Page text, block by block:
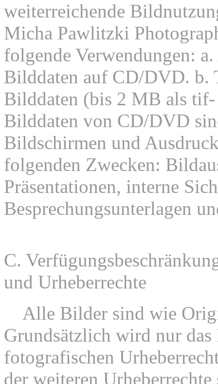
weiterreichende
Micha Pawlitzki
folgende Verwendungen:
Bilddaten auf CD/DVD. b.
Bilddaten (bis 2 MB als
Bilddaten von CD/DVD
Bildschirmen und
folgenden Zwecken:
Präsentationen, interne
Besprechungsunterlagen
C.
und Urheberrechte
Alle Bilder sind wie
Grundsätzlich wird nur das
fotografischen
der weiteren